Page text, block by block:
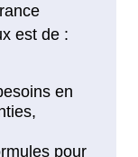
est de :